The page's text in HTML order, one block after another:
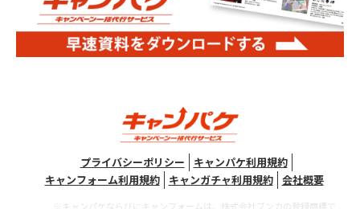
プライバシーポリシー
キャンパケ利用規約
キャンフォーム利用規約
キャンガチャ利用規約 会社概要
※キャンパケならびにキャンフォームは、株式会社ブンカの登録商標で